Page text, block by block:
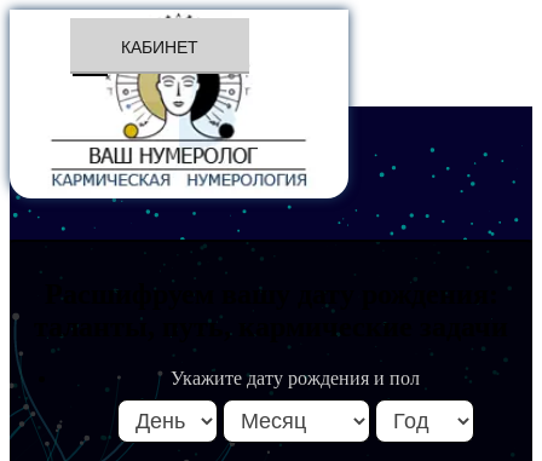
КАБИНЕТ
Расшифруем вашу дату рождения:
таланты, путь, кармические задачи
Укажите дату рождения и пол